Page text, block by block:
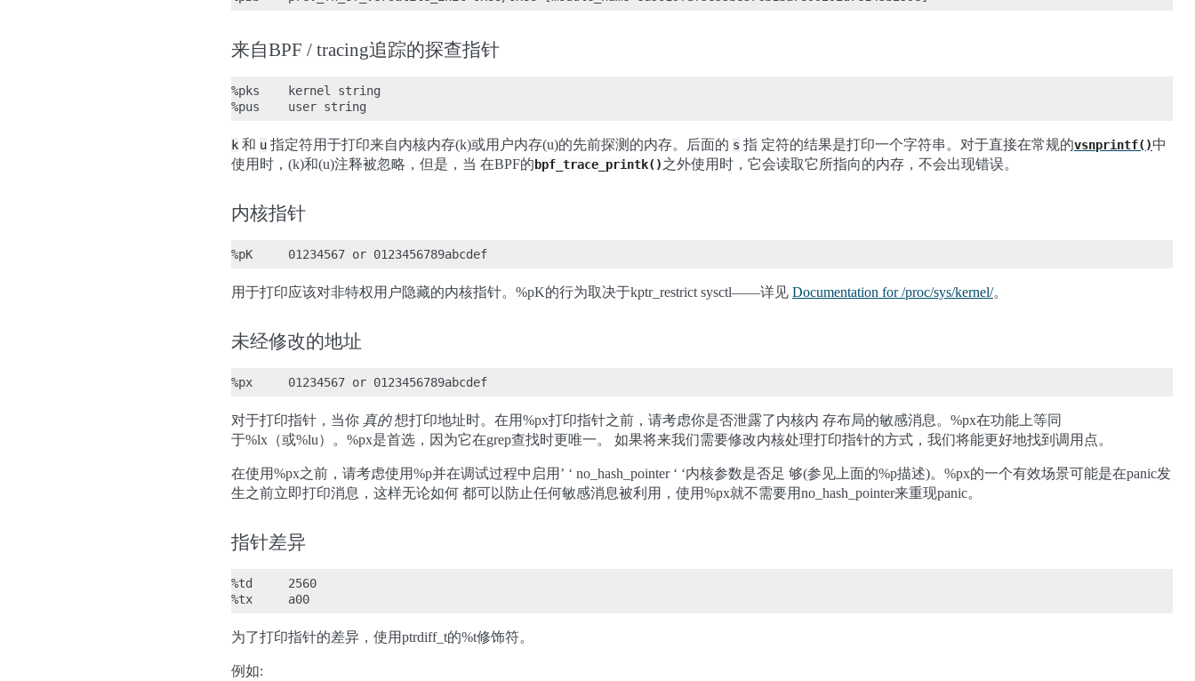
来自BPF / tracing追踪的探查指针
%pks    kernel string
k 和 u 指定符用于打印来自内核内存(k)或用户内存(u)的先前探测的内存。后面的 s 指 定符的结果是打印一个字符串。对于直接在常规的vsnprintf()中
使用时，(k)和(u)注释被忽略，但是，当 在BPF的 bpf_trace_printk()之外使用时，它会读取它所指向的内存，不会出现错误。
内核指针
用于打印应该对非特权用户隐藏的内核指针。%pK的行为取决于kptr_restrict sysctl——详见 Documentation for /proc/sys/kernel/。
未经修改的地址
对于打印指针，当你 真的想打印地址时。在用%px打印指针之前，请考虑你是否泄露了内核内 存布局的敏感消息。%px在功能上等同
于%lx（或%lu）。%px是首选，因为它在grep查找时更唯一。 如果将来我们需要修改内核处理打印指针的方式，我们将能更好地找到调用点。
在使用%px之前，请考虑使用%p并在调试过程中启用’ ‘ no_hash_pointer ‘ ‘内核参数是否足 够(参见上面的%p描述)。%px的一个有效场景可能是在panic发
生之前立即打印消息，这样无论如何 都可以防止任何敏感消息被利用，使用%px就不需要用no_hash_pointer来重现panic。
指针差异
%td     2560
为了打印指针的差异，使用ptrdiff_t的%t修饰符。
例如: